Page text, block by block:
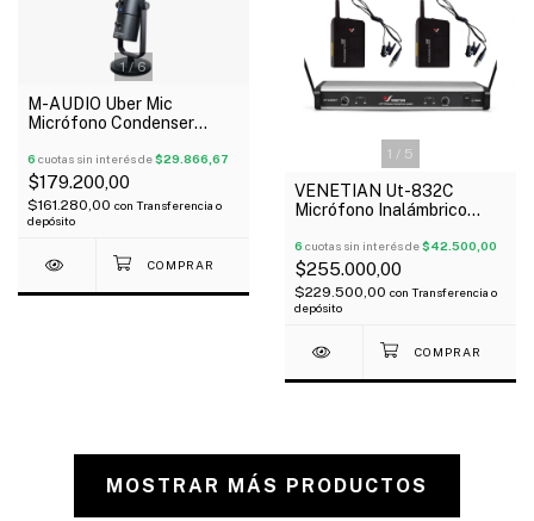
1/6
M-AUDIO Uber Mic
Micrófono Condenser
6 cuotas sin interés de$29.866,67
$179.200,00
$161.280,00 con Transferencia o
depósito
1 / 5
VENETIAN Ut-832C
Micrófono Inalámbrico
6 cuotas sin interés de$42.500,00
$255.000,00
$229.500,00 con Transferencia o
depósito
MOSTRAR MÁS PRODUCTOS